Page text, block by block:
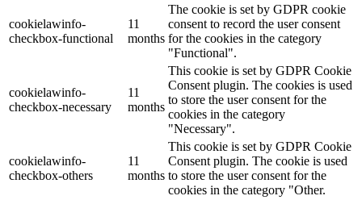
cookielawinfo-
checkbox-functional
11
months
The cookie is set by GDPR cookie
consent to record the user consent
for the cookies in the category
"Functional".
cookielawinfo-
checkbox-necessary
11
months
This cookie is set by GDPR Cookie
Consent plugin. The cookies is used
to store the user consent for the
cookies in the category
"Necessary".
cookielawinfo-
checkbox-others
11
months
This cookie is set by GDPR Cookie
Consent plugin. The cookie is used
to store the user consent for the
cookies in the category "Other.